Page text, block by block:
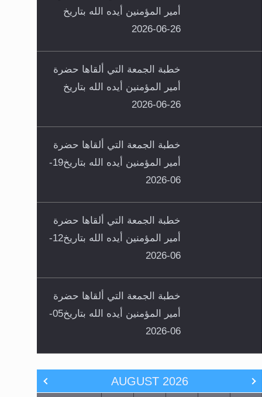
أمير المؤمنين أيده الله بتاريخ
26-06-2026
خطبة الجمعة التي ألقاها حضرة
أمير المؤمنين أيده الله بتاريخ
26-06-2026
خطبة الجمعة التي ألقاها حضرة
أمير المؤمنين أيده الله بتاريخ19-
06-2026
خطبة الجمعة التي ألقاها حضرة
أمير المؤمنين أيده الله بتاريخ12-
06-2026
خطبة الجمعة التي ألقاها حضرة
أمير المؤمنين أيده الله بتاريخ05-
06-2026
AUGUST 2026